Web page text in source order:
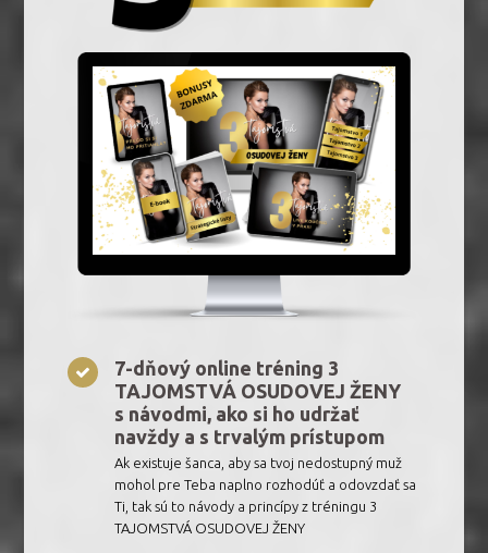
7-dňový online tréning 3
TAJOMSTVÁ OSUDOVEJ ŽENY
s návodmi, ako si ho udržať
navždy a s trvalým prístupom
Ak existuje šanca, aby sa tvoj nedostupný muž
mohol pre Teba naplno rozhodúť a odovzdať sa
Ti, tak sú to návody a princípy z tréningu 3
TAJOMSTVÁ OSUDOVEJ ŽENY